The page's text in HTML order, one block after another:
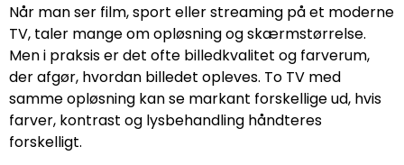
Når man ser film, sport eller streaming på et moderne
TV, taler mange om opløsning og skærmstørrelse.
Men i praksis er det ofte billedkvalitet og farverum,
der afgør, hvordan billedet opleves. To TV med
samme opløsning kan se markant forskellige ud, hvis
farver, kontrast og lysbehandling håndteres
forskelligt.